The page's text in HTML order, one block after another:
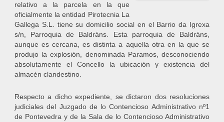
relativo a la parcela en la que
oficialmente la entidad Pirotecnia La
Gallega S.L. tiene su domicilio social en el Barrio da Igrexa
s/n, Parroquia de Baldráns. Esta parroquia de Baldráns,
aunque es cercana, es distinta a aquella otra en la que se
produjo la explosión, denominada Paramos, desconociendo
absolutamente el Concello la ubicación y existencia del
almacén clandestino.
Respecto a dicho expediente, se dictaron dos resoluciones
judiciales del Juzgado de lo Contencioso Administrativo nº1
de Pontevedra y de la Sala de lo Contencioso Administrativo